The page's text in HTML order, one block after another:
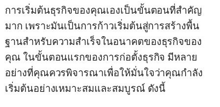
การเริ่มต้นธุรกิจของคุณเองเป็นขั้นตอนที่สำคัญ
มาก เพราะมันเป็นการก้าวเริ่มต้นสู่การสร้างพื้น
ฐานสำหรับความสำเร็จในอนาคตของธุรกิจของ
คุณ ในขั้นตอนแรกของการก่อตั้งธุรกิจ มีหลาย
อย่างที่คุณควรพิจารณาเพื่อให้มั่นใจว่าคุณกำลัง
เริ่มต้นอย่างเหมาะสมและสมบูรณ์ ดังนี้